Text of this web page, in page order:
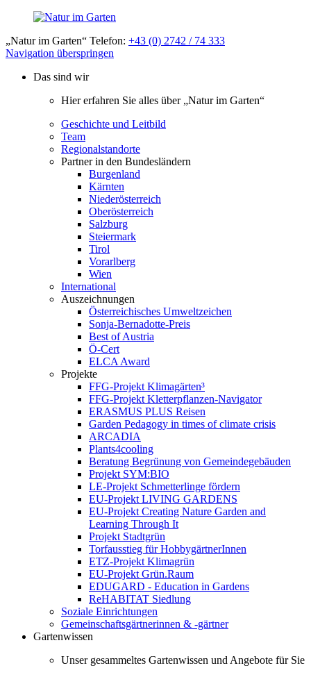
„Natur im Garten“ Telefon: +43 (0) 2742 / 74 333
Navigation überspringen
Das sind wir
Hier erfahren Sie alles über „Natur im Garten“
Geschichte und Leitbild
Team
Regionalstandorte
Partner in den Bundesländern
Burgenland
Kärnten
Niederösterreich
Oberösterreich
Salzburg
Steiermark
Tirol
Vorarlberg
Wien
International
Auszeichnungen
Österreichisches Umweltzeichen
Sonja-Bernadotte-Preis
Best of Austria
Ö-Cert
ELCA Award
Projekte
FFG-Projekt Klimagärten³
FFG-Projekt Kletterpflanzen-Navigator
ERASMUS PLUS Reisen
Garden Pedagogy in times of climate crisis
ARCADIA
Plants4cooling
Beratung Begrünung von Gemeindegebäuden
Projekt SYM:BIO
LE-Projekt Schmetterlinge fördern
EU-Projekt LIVING GARDENS
EU-Projekt Creating Nature Garden and
Learning Through It
Projekt Stadtgrün
Torfausstieg für HobbygärtnerInnen
ETZ-Projekt Klimagrün
EU-Projekt Grün.Raum
EDUGARD - Education in Gardens
ReHABITAT Siedlung
Soziale Einrichtungen
Gemeinschaftsgärtnerinnen & -gärtner
Gartenwissen
Unser gesammeltes Gartenwissen und Angebote für Sie